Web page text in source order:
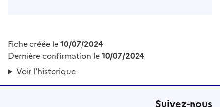
Fiche créée le10/07/2024
Dernière confirmation le10/07/2024
Voir l'historique
Suivez-nous